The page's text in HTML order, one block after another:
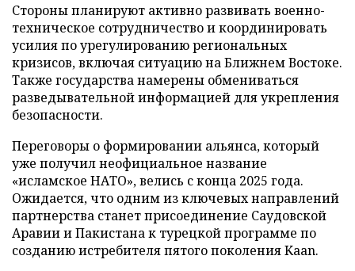
Стороны планируют активно развивать военно-
техническое сотрудничество и координировать
усилия по урегулированию региональных
кризисов, включая ситуацию на Ближнем Востоке.
Также государства намерены обмениваться
разведывательной информацией для укрепления
безопасности.
Переговоры о формировании альянса, который
уже получил неофициальное название
«исламское НАТО», велись с конца 2025 года.
Ожидается, что одним из ключевых направлений
партнерства станет присоединение Саудовской
Аравии и Пакистана к турецкой программе по
созданию истребителя пятого поколения Kaan.